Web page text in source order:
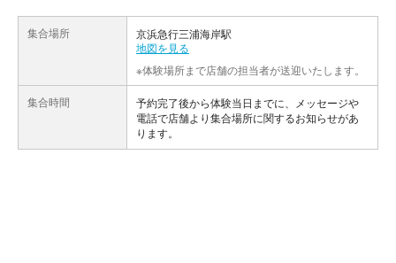
集合場所
京浜急行三浦海岸駅
地図を見る
※体験場所まで店舗の担当者が送迎いたします。
集合時間
予約完了後から体験当日までに、メッセージや
電話で店舗より集合場所に関するお知らせがあ
ります。